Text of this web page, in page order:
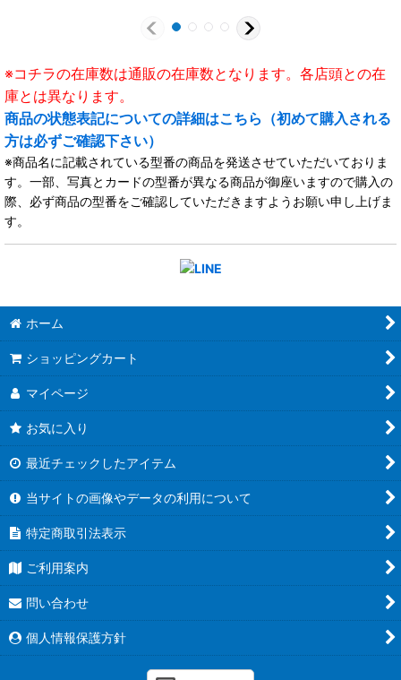
※コチラの在庫数は通販の在庫数となります。各店頭との在
庫とは異なります。
商品の状態表記についての詳細はこちら（初めて購入される
方は必ずご確認下さい）
※商品名に記載されている型番の商品を発送させていただいておりま
す。一部、写真とカードの型番が異なる商品が御座いますので購入の
際、必ず商品の型番をご確認していただきますようお願い申し上げま
す。
ホーム
ショッピングカート
マイページ
お気に入り
最近チェックしたアイテム
当サイトの画像やデータの利用について
特定商取引法表示
ご利用案内
問い合わせ
個人情報保護方針